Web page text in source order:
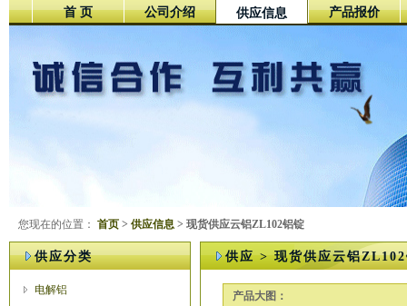
首 页 公司介绍 供应信息 产品报价
您现在的位置： 首页 > 供应信息 > 现货供应云铝ZL102铝锭
供应分类
电解铝
供应 > 现货供应云铝
产品大图：